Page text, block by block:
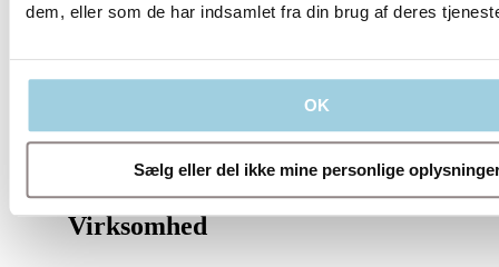
dem, eller som de har indsamlet fra din brug af deres
OK
Sælg eller del ikke mine personlige
Vores politikker
Virksomhed